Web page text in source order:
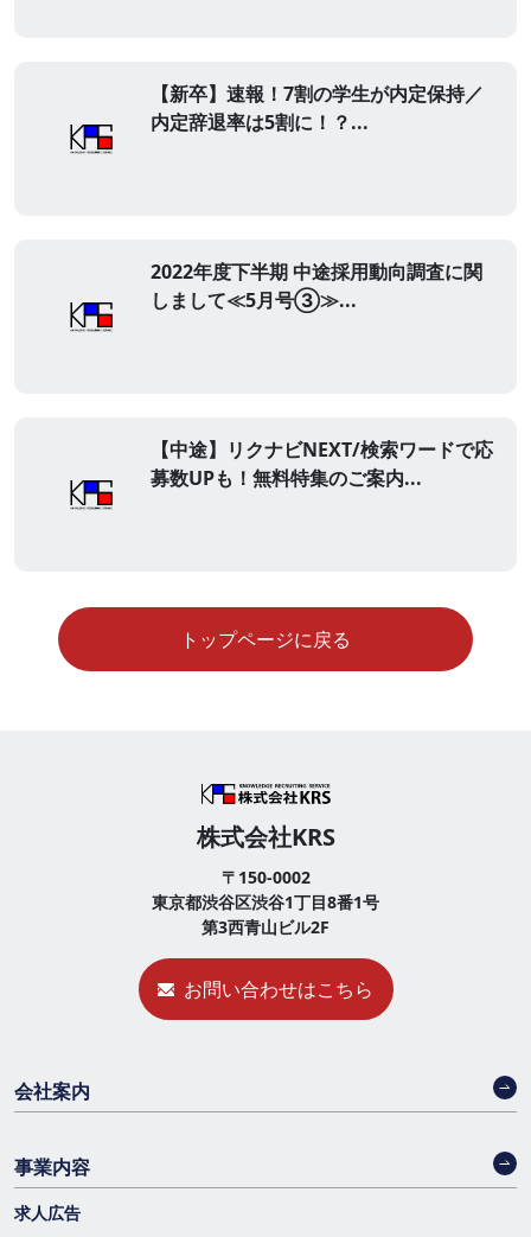
【新卒】速報！7割の学生が内定保持／
内定辞退率は5割に！？...
2022年度下半期 中途採用動向調査に関
しまして≪5月号③≫...
【中途】リクナビNEXT/検索ワードで応
募数UPも！無料特集のご案内...
トップページに戻る
株式会社KRS
〒150-0002
東京都渋谷区渋谷1丁目8番1号
第3西青山ビル2F
お問い合わせはこちら
会社案内
事業内容
求人広告